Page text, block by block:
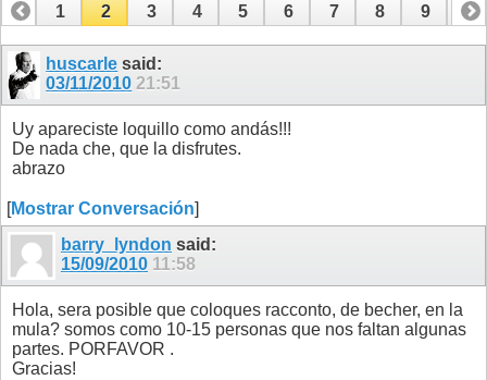
1 2 3 4 5 6 7 8 9 10
12 13
huscarle said:
03/11/2010 21:51
Uy apareciste loquillo como andás!!!
De nada che, que la disfrutes.
abrazo
[Mostrar Conversación]
barry_lyndon said:
15/09/2010 11:58
Hola, sera posible que coloques racconto, de becher, en la
mula? somos como 10-15 personas que nos faltan algunas
partes. PORFAVOR .
Gracias!